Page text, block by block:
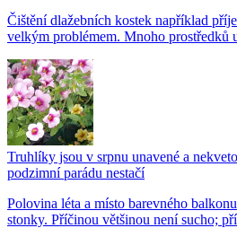
Čištění dlažebních kostek například
velkým problémem. Mnoho prostředků
Truhlíky jsou v srpnu unavené a
podzimní parádu nestačí
Polovina léta a místo barevného
stonky. Příčinou většinou není sucho;